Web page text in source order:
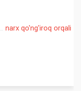
narx qo'ng'iroq orqali